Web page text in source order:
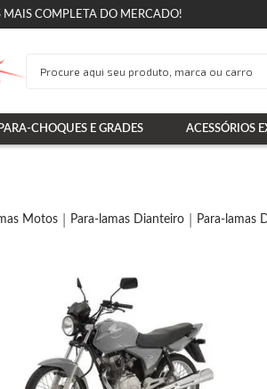
COMPLETA DO MERCADO!
PARA-CHOQUES E GRADES ACESSÓRIOS
Motos Para-lamas Dianteiro Para-lamas